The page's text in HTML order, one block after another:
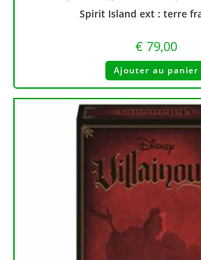
Spirit Island ext : terre
€ 79,00
Ajouter au panier